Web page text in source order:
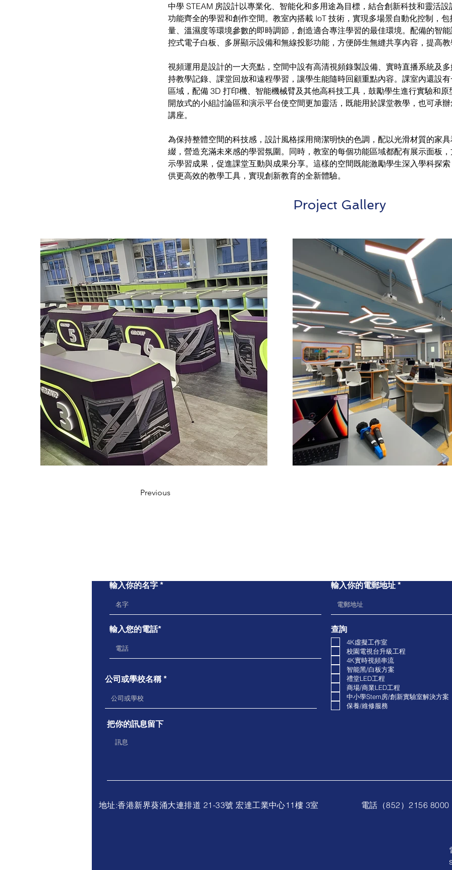
中學 STEAM 房設計以專業化、智能化和多用途為目標，結合創新科技和靈活
功能齊全的學習和創作空間。教室內搭載 IoT 技術，實現多場景自動化控制，
量、溫濕度等環境參數的即時調節，創造適合專注學習的最佳環境。配備的智
控式電子白板、多屏顯示設備和無線投影功能，方便師生無縫共享內容，提高
視頻運用是設計的一大亮點，空間中設有高清視頻錄製設備、實時直播系統及
持教學記錄、課堂回放和遠程學習，讓學生能隨時回顧重點內容。課室內還設
區域，配備 3D 打印機、智能機械臂及其他高科技工具，鼓勵學生進行實驗和
開放式的小組討論區和演示平台使空間更加靈活，既能用於課堂教學，也可承
講座。
為保持整體空間的科技感，設計風格採用簡潔明快的色調，配以光滑材質的家
綴，營造充滿未來感的學習氛圍。同時，教室的每個功能區域都配有展示面板
示學習成果，促進課堂互動與成果分享。這樣的空間既能激勵學生深入學科探
供更高效的教學工具，實現創新教育的全新體驗。
Project Gallery
Previous
輸入你的名字
輸入您的電話*
公司或學校名稱
輸入你的電郵地址
查詢
4K虛擬工作室
校園電視台升級工程
​4K實時視頻串流
智能黑/白板方案
禮堂LED工程
商場/商業LED工程
​中小學Stem房/創新實驗室解決方案
保養/維修服務
把你的訊息留下
地址:香港新界葵涌大連排道 21-33號 宏達工業中心11樓 3室 電話（852）2156 8000